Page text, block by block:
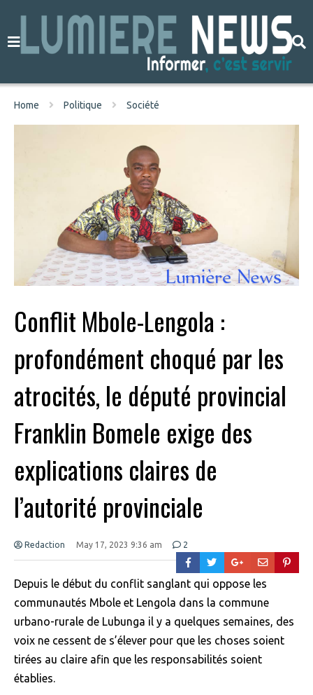
Home Politique Société
Conflit Mbole-Lengola :
profondément choqué par les
atrocités, le député provincial
Franklin Bomele exige des
explications claires de
l’autorité provinciale
Redaction May 17, 2023 9:36 am 2
Depuis le début du conflit sanglant qui oppose les
communautés Mbole et Lengola dans la commune
urbano-rurale de Lubunga il y a quelques semaines, des
voix ne cessent de s’élever pour que les choses soient
tirées au claire afin que les responsabilités soient
établies.